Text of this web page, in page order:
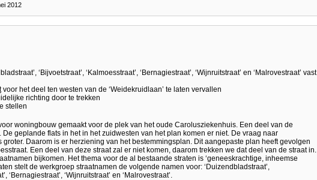
2012
‘Bijvoetstraat’, ‘Kalmoesstraat’, ‘Bernagiestraat’, ‘Wijnruitstraat’ en ‘Malrovestraat’ vast
voor het deel ten westen van de ‘Weidekruidlaan’ te laten vervallen
richting door te trekken
stellen
woningbouw gemaakt voor de plek van het oude Carolusziekenhuis. Een deel van de
geplande flats in het in het zuidwesten van het plan komen er niet. De vraag naar
Daarom is er herziening van het bestemmingsplan. Dit aangepaste plan heeft gevolgen
Een deel van deze straat zal er niet komen, daarom trekken we dat deel van de straat in.
bijkomen. Het thema voor de al bestaande straten is ‘geneeskrachtige, inheemse
stelt de werkgroep straatnamen de volgende namen voor: ‘Duizendbladstraat’,
‘Bernagiestraat’, ‘Wijnruitstraat’ en ‘Malrovestraat’.